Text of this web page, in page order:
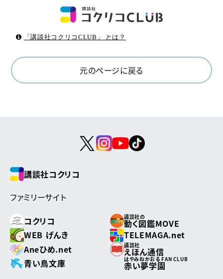
「講談社コクリコCLUB」 とは？
元のページに戻る
講談社コクリコ
ファミリーサイト
コクリコ
講談社の
動く図鑑MOVE
WEB げんき
TELEMAGA.net
Aneひめ.net
講談社
えほん通信
青い鳥文庫
はやみねかおる FAN CLUB
赤い夢学園